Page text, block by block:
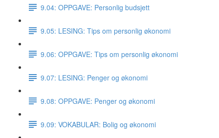
9.04: OPPGAVE: Personlig budsjett
9.05: LESING: Tips om personlig økonomi
9.06: OPPGAVE: Tips om personlig økonomi
9.07: LESING: Penger og økonomi
9.08: OPPGAVE: Penger og økonomi
9.09: VOKABULAR: Bolig og økonomi